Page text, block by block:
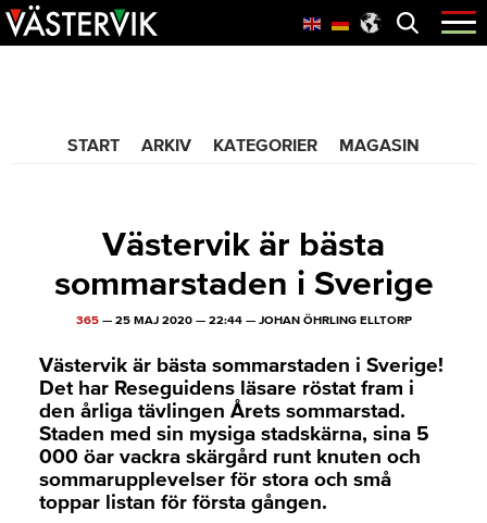
Hoppa
till
Skip
to
Hoppa
till
Öppna
menyn
START ARKIV KATEGORIER MAGASIN
Västervik är bästa
sommarstaden i Sverige
365— 25 MAJ 2020— 22:44— JOHAN ÖHRLING ELLTORP
Västervik är bästa sommarstaden i Sverige!
Det har Reseguidens läsare röstat fram i
den årliga tävlingen Årets sommarstad.
Staden med sin mysiga stadskärna, sina 5
000 öar vackra skärgård runt knuten och
sommarupplevelser för stora och små
toppar listan för första gången.